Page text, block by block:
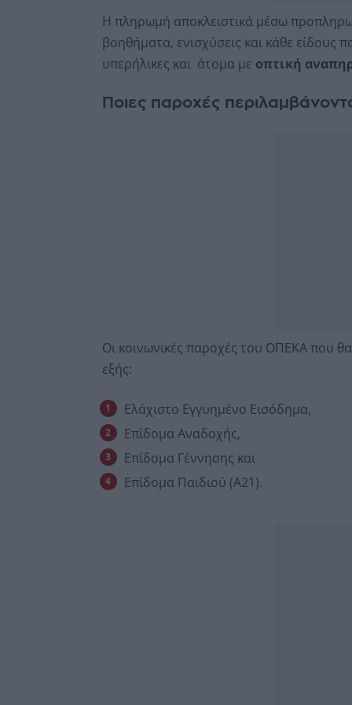
Η πληρωμή αποκλειστικά μέσω
βοηθήματα, ενισχύσεις και κάθε είδους
υπερήλικες και άτομα με οπτική
Ποιες παροχές
Οι κοινωνικές παροχές του ΟΠΕΚΑ που
εξής:
Ελάχιστο Εγγυημένο Εισόδημα,
Επίδομα Αναδοχής,
Επίδομα Γέννησης και
Επίδομα Παιδιού (Α21).